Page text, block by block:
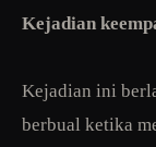
Kejadian
Kejadian ini
berbual ketika